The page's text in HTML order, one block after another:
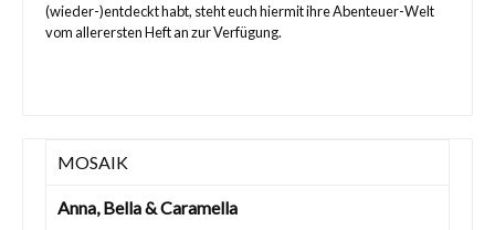
(wieder-)entdeckt habt, steht euch hiermit ihre Abenteuer-Welt
vom allerersten Heft an zur Verfügung.
MOSAIK
Anna, Bella & Caramella